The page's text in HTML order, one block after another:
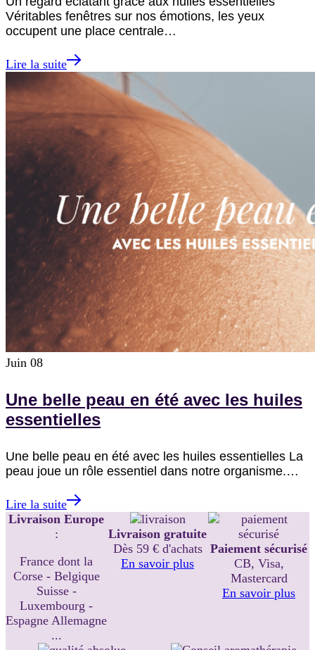
Véritables fenêtres sur nos émotions, les yeux
occupent une place centrale…
Lire la suite
Juin 08
Une belle peau en été avec les huiles
essentielles
Une belle peau en été avec les huiles essentielles La
peau joue un rôle essentiel dans notre organisme.…
Lire la suite
Livraison Europe
:
France dont la
Corse - Belgique
Suisse -
Luxembourg -
Espagne Allemagne
...
Livraison gratuite
Dès 59 € d'achats
En savoir plus
Paiement sécurisé
CB, Visa,
Mastercard
En savoir plus